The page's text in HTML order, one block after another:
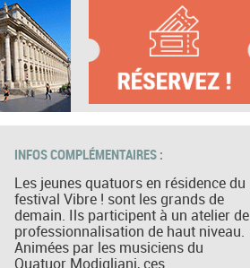
INFOS COMPLÉMENTAIRES :
Les jeunes quatuors en résidence du
festival Vibre ! sont les grands de
demain. Ils participent à un atelier de
professionnalisation de haut niveau.
Animées par les musiciens du
Quatuor Modigliani, ces